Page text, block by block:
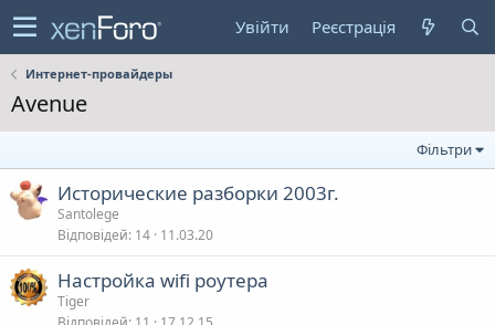
Увійти Реєстрація
Интернет-провайдеры
Avenue
Фільтри
Исторические разборки 2003г.
Santolege
Відповідей 14 11.03.20
Настройка wifi роутера
Tiger